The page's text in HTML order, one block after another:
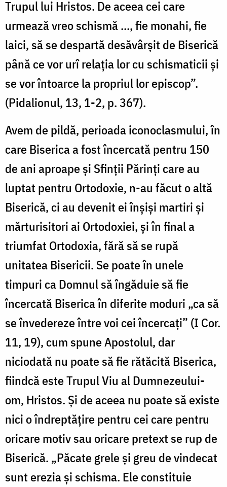
Trupul lui Hristos. De aceea cei care
urmează vreo schismă ..., fie monahi, fie
laici, să se despartă desăvârșit de Biserică
până ce vor urî relația lor cu schismaticii și
se vor întoarce la propriul lor episcop”.
(Pidalionul, 13, 1-2, p. 367).
Avem de pildă, perioada iconoclasmului, în
care Biserica a fost încercată pentru 150
de ani aproape și Sfinții Părinți care au
luptat pentru Ortodoxie, n-au făcut o altă
Biserică, ci au devenit ei înșiși martiri și
mărturisitori ai Ortodoxiei, și în final a
triumfat Ortodoxia, fără să se rupă
unitatea Bisericii. Se poate în unele
timpuri ca Domnul să îngăduie să fie
încercată Biserica în diferite moduri „ca să
se învedereze între voi cei încercați” (I Cor.
11, 19), cum spune Apostolul, dar
niciodată nu poate să fie rătăcită Biserica,
fiindcă este Trupul Viu al Dumnezeului-
om, Hristos. Și de aceea nu poate să existe
nici o îndreptățire pentru cei care pentru
oricare motiv sau oricare pretext se rup de
Biserică. „Păcate grele și greu de vindecat
sunt erezia și schisma. Ele constituie